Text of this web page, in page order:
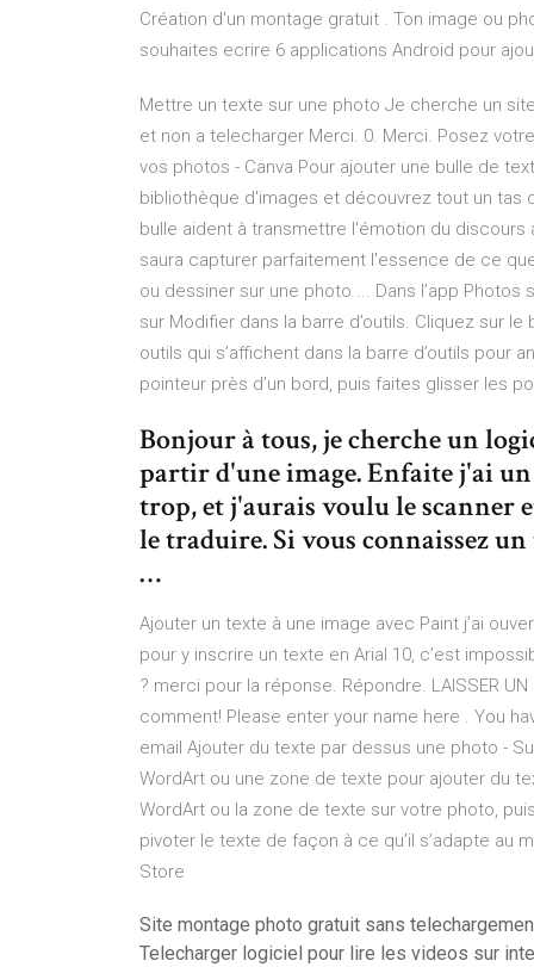
Création d'un montage gratuit . Ton image ou
souhaites ecrire 6 applications Android pour
Mettre un texte sur une photo Je cherche un
et non a telecharger Merci. 0. Merci. Posez
vos photos - Canva Pour ajouter une bulle de
bibliothèque d'images et découvrez tout un tas
bulle aident à transmettre l'émotion du
saura capturer parfaitement l'essence de ce
ou dessiner sur une photo ... Dans l’app
sur Modifier dans la barre d’outils. Cliquez sur
outils qui s’affichent dans la barre d’outils pour
pointeur près d’un bord, puis faites glisser les
Bonjour à tous, je cherche un
partir d'une image. Enfaite j'ai
trop, et j'aurais voulu le scanner
le traduire. Si vous connaissez
…
Ajouter un texte à une image avec Paint j’ai
pour y inscrire un texte en Arial 10, c’est
? merci pour la réponse. Répondre. LAISSER
comment! Please enter your name here . You
email Ajouter du texte par dessus une photo -
WordArt ou une zone de texte pour ajouter du
WordArt ou la zone de texte sur votre photo,
pivoter le texte de façon à ce qu’il s’adapte au
Store
Site montage photo gratuit sans
Telecharger logiciel pour lire les videos sur